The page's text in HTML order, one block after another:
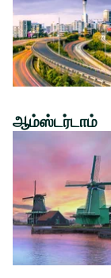
ஆம்ஸ்டர்டாம்